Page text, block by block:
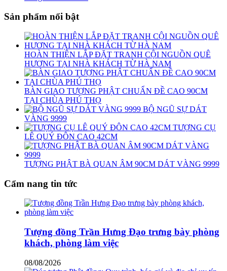
Sản phẩm nổi bật
HOÀN THIỆN LẮP ĐẶT TRANH CỘI NGUỒN QUÊ
HƯƠNG TẠI NHÀ KHÁCH TỪ HÀ NAM
BÀN GIAO TƯỢNG PHẬT CHUẨN ĐỀ CAO 90CM
TẠI CHÙA PHÚ THỌ
BỘ NGŨ SỰ DÁT
VÀNG 9999
TƯỢNG CỤ
LÊ QUÝ ĐÔN CAO 42CM
TƯỢNG PHẬT BÀ QUAN ÂM 90CM DÁT VÀNG 9999
Cẩm nang tin tức
Tượng đồng Trần Hưng Đạo trưng bày phòng
khách, phòng làm việc
08/08/2026